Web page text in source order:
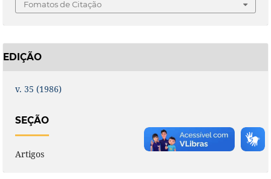
Fomatos de Citação
EDIÇÃO
v. 35 (1986)
SEÇÃO
Artigos